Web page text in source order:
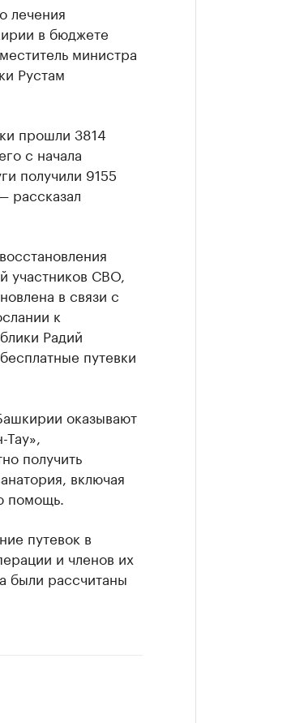
лечения
в бюджете
министра
Рустам
прошли 3814
с начала
получили 9155
рассказал
участников СВО,
в связи с
к
Радий
путевки
оказывают
получить
включая
помощь.
путевок в
и членов их
были рассчитаны